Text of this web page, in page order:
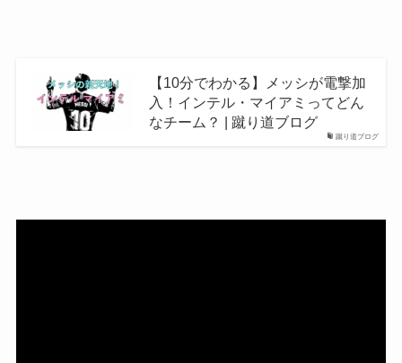
蹴り道ブログ
【10分でわかる】メッシが電撃加
入！インテル・マイアミってどん
なチーム？ | 蹴り道ブログ